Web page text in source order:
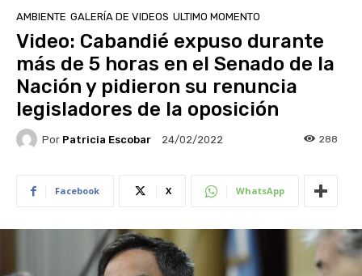
AMBIENTE GALERÍA DE VIDEOS ULTIMO MOMENTO
Video: Cabandié expuso durante
más de 5 horas en el Senado de la
Nación y pidieron su renuncia
legisladores de la oposición
Por Patricia Escobar 24/02/2022 288
Facebook X WhatsApp